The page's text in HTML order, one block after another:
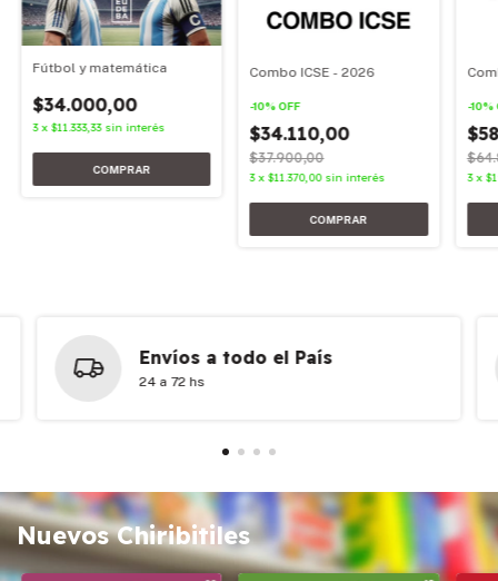
Fútbol y matemática
$34.000,00
3 x $11.333,33 sin interés
Combo ICSE - 2026
-10%OFF
$34.110,00
$37.900,00
3 x$11.370,00 sin interés
-10%
3 x
Envíos a todo el País
24 a 72 hs
Nuevos Chiribitiles